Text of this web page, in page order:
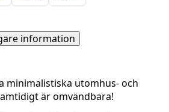
information
minimalistiska utomhus- och
är omvändbara!